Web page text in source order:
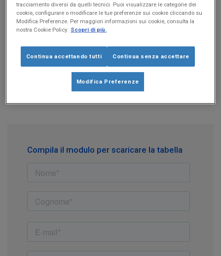
Compila il modulo per scaricare la tabella
tracciamento diversi da quelli tecnici. Puoi visualizzare le categorie dei
cookie, configurare o modificare le tue preferenze sui cookie cliccando su
Modifica Preferenze. Per maggiori informazioni sui cookie, consulta la
nostra Cookie Policy. Scopri di più.
Continua accettando tutti Continua senza accettare
Modifica Preferenze